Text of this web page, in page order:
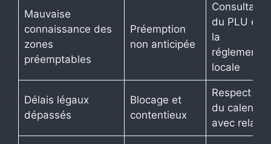
Mauvaise
connaissance des
zones
préemptables
Préemption
non anticipée
du PLU et
la
locale
Délais légaux
dépassés
Blocage et
contentieux
Respect
du
avec